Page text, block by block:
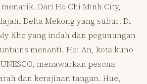
Dari Ho Chi Minh City,
Delta Mekong yang subur. Di
Khe yang indah dan pegunungan
menanti. Hoi An, kota kuno
menawarkan pesona
dan kerajinan tangan. Hue,